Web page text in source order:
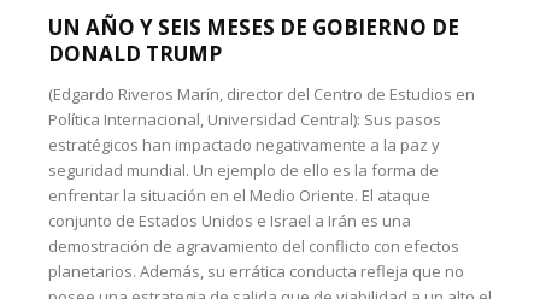
UN AÑO Y SEIS MESES DE GOBIERNO DE
DONALD TRUMP
(Edgardo Riveros Marín, director del Centro de Estudios en
Política Internacional, Universidad Central): Sus pasos
estratégicos han impactado negativamente a la paz y
seguridad mundial. Un ejemplo de ello es la forma de
enfrentar la situación en el Medio Oriente. El ataque
conjunto de Estados Unidos e Israel a Irán es una
demostración de agravamiento del conflicto con efectos
planetarios. Además, su errática conducta refleja que no